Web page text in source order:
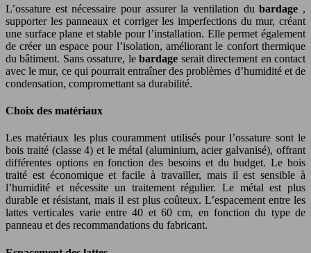
L’ossature est nécessaire pour assurer la ventilation dubardage ,
supporter les panneaux et corriger les imperfections du mur, créant
une surface plane et stable pour l’installation. Elle permet également
de créer un espace pour l’isolation, améliorant le confort thermique
du bâtiment. Sans ossature, lebardage serait directement en contact
avec le mur, ce qui pourrait entraîner des problèmes d’humidité et de
condensation, compromettant sa durabilité.
Choix des matériaux
Les matériaux les plus couramment utilisés pour l’ossature sont le
bois traité (classe 4) et le métal (aluminium, acier galvanisé), offrant
différentes options en fonction des besoins et du budget. Le bois
traité est économique et facile à travailler, mais il est sensible à
l’humidité et nécessite un traitement régulier. Le métal est plus
durable et résistant, mais il est plus coûteux. L’espacement entre les
lattes verticales varie entre 40 et 60 cm, en fonction du type de
panneau et des recommandations du fabricant.